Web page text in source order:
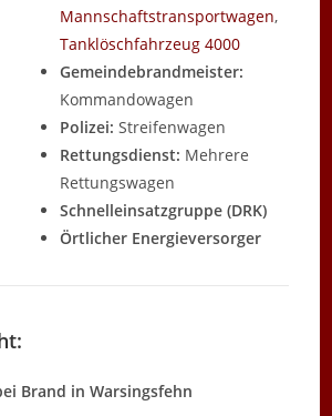
Mannschaftstransportwagen,
Tanklöschfahrzeug 4000
Gemeindebrandmeister:
Kommandowagen
Polizei: Streifenwagen
Rettungsdienst: Mehrere
Rettungswagen
Schnelleinsatzgruppe (DRK)
Örtlicher Energieversorger
Brand in Warsingsfehn